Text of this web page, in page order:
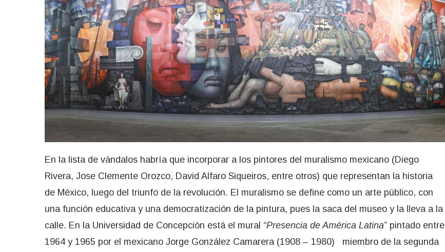
En la lista de vándalos habría que incorporar a los pintores del muralismo mexicano (Diego
Rivera, Jose Clemente Orozco, David Alfaro Siqueiros, entre otros) que representan la historia
de México, luego del triunfo de la revolución. El muralismo se define como un arte público, con
una función educativa y una democratización de la pintura, pues la saca del museo y la lleva a la
calle. En la Universidad de Concepción está el mural “Presencia de América Latina” pintado entre
1964 y 1965 por el mexicano Jorge González Camarera (1908 – 1980) miembro de la segunda